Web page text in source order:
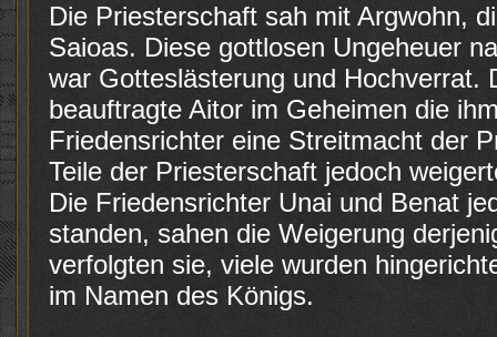
Die Priesterschaft sah mit Argwohn,
Saioas. Diese gottlosen Ungeheuer
war Gotteslästerung und Hochverrat.
beauftragte Aitor im Geheimen die
Friedensrichter eine Streitmacht der
Teile der Priesterschaft jedoch
Die Friedensrichter Unai und Benat
standen, sahen die Weigerung
verfolgten sie, viele wurden
im Namen des Königs.